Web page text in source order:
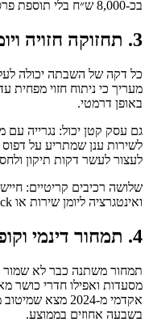
בכ‑8,000 ש״ח בלי תוספת פרסום.
3. תחזוקה חזויה ויומני שירות אוטומטיים
באופן דרמטי.
לשירות ענן שמתריע על
לעצור לעשר דקות תיקון
ואינטגרציה ליומן שירות או Slack כדי שההתראה תגיע לטכנאי הנכון.
4. תמחור דינמי וקופונים חכמים בזמן אמת
תמחור משתנה כבר לא שמור
מסעדות ואפילו חדרי כושר
אקדמי מ‑2024
בשבעה אחוזים בממוצע.